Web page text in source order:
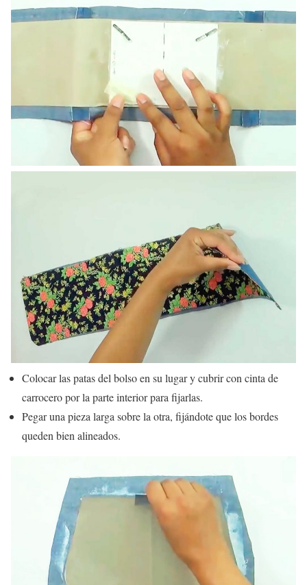
Colocar las patas del bolso en su lugar y cubrir con cinta de
carrocero por la parte interior para fijarlas.
Pegar una pieza larga sobre la otra, fijándote que los bordes
queden bien alineados.